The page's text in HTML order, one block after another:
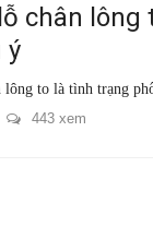
chân lông
ý
to là tình trạng
443 xem